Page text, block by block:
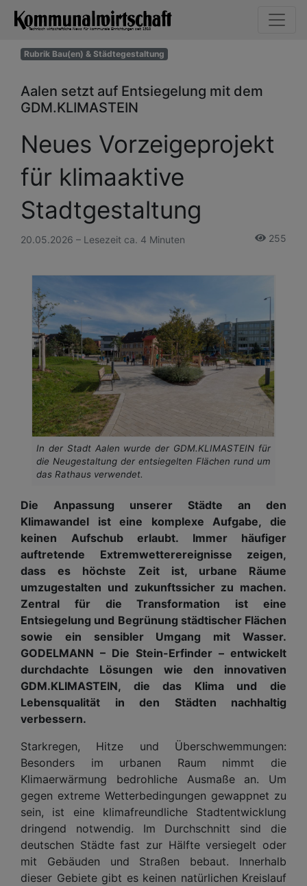
Rubrik Bau(en) & Städtegestaltung
Aalen setzt auf Entsiegelung mit dem
GDM.KLIMASTEIN
Neues Vorzeigeprojekt
für klimaaktive
Stadtgestaltung
20.05.2026 – Lesezeit ca. 4 Minuten 255
In der Stadt Aalen wurde der GDM.KLIMASTEIN für
die Neugestaltung der entsiegelten Flächen rund um
das Rathaus verwendet.
Die Anpassung unserer Städte an den
Klimawandel ist eine komplexe Aufgabe, die
keinen Aufschub erlaubt. Immer häufiger
auftretende Extremwetterereignisse zeigen,
dass es höchste Zeit ist, urbane Räume
umzugestalten und zukunftssicher zu machen.
Zentral für die Transformation ist eine
Entsiegelung und Begrünung städtischer Flächen
sowie ein sensibler Umgang mit Wasser.
GODELMANN – Die Stein-Erfinder – entwickelt
durchdachte Lösungen wie den innovativen
GDM.KLIMASTEIN, die das Klima und die
Lebensqualität in den Städten nachhaltig
verbessern.
Starkregen, Hitze und Überschwemmungen:
Besonders im urbanen Raum nimmt die
Klimaerwärmung bedrohliche Ausmaße an. Um
gegen extreme Wetterbedingungen gewappnet zu
sein, ist eine klimafreundliche Stadtentwicklung
dringend notwendig. Im Durchschnitt sind die
deutschen Städte fast zur Hälfte versiegelt oder
mit Gebäuden und Straßen bebaut. Innerhalb
dieser Gebiete gibt es keinen natürlichen Kreislauf